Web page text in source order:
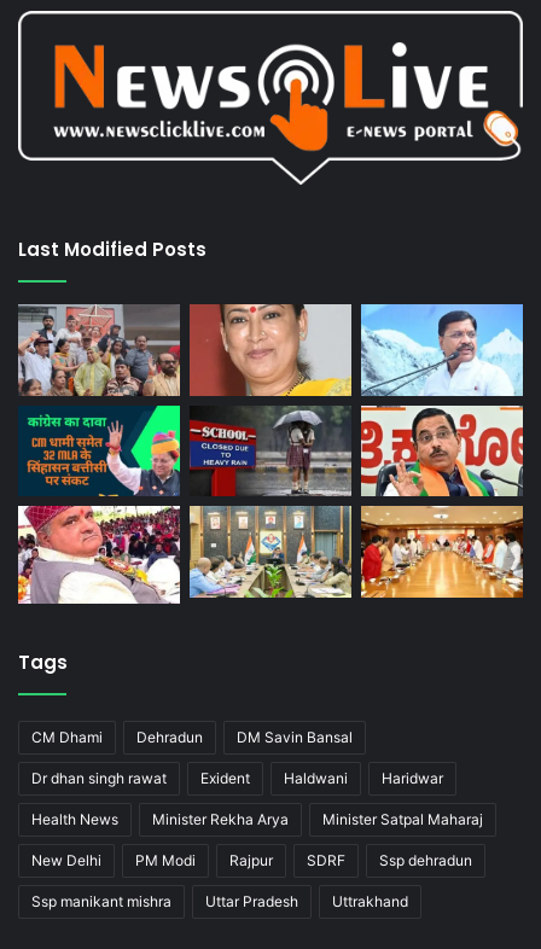
Last Modified Posts
Tags
CM Dhami Dehradun DM Savin Bansal
Dr dhan singh rawat Exident Haldwani Haridwar
Health News Minister Rekha Arya Minister Satpal Maharaj
New Delhi PM Modi Rajpur SDRF Ssp dehradun
Ssp manikant mishra Uttar Pradesh Uttrakhand